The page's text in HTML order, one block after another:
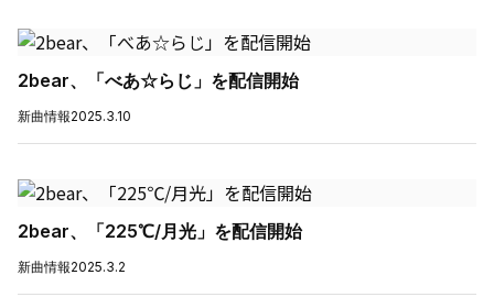
2bear、「べあ☆らじ」を配信開始
新曲情報2025.3.10
2bear、「225℃/月光」を配信開始
新曲情報2025.3.2